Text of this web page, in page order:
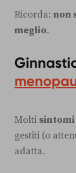
Ricorda: non
meglio.
Molti
gestiti (o
adatta.